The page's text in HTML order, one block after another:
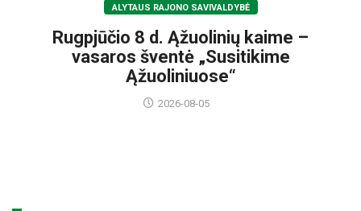
ALYTAUS RAJONO SAVIVALDYBĖ
Rugpjūčio 8 d. Ąžuolinių kaime –
vasaros šventė „Susitikime
Ąžuoliniuose“
2026-08-05